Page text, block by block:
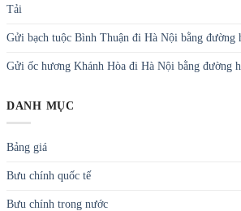
Tải
Gửi bạch tuộc Bình Thuận đi Hà Nội bằng đường
Gửi ốc hương Khánh Hòa đi Hà Nội bằng đường
DANH MỤC
Bảng giá
Bưu chính quốc tế
Bưu chính trong nước